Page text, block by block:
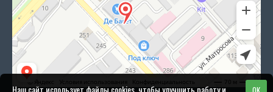
Наш сайт использует файлы cookies, чтобы улучшить работу и